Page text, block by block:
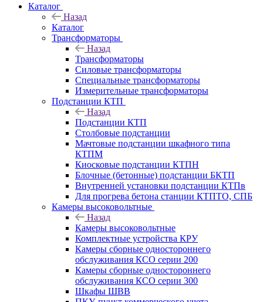
Каталог
Назад
Каталог
Трансформаторы
Назад
Трансформаторы
Силовые трансформаторы
Специальные трансформаторы
Измерительные трансформаторы
Подстанции КТП
Назад
Подстанции КТП
Столбовые подстанции
Мачтовые подстанции шкафного типа
КТПМ
Киосковые подстанции КТПН
Блочные (бетонные) подстанции БКТП
Внутренней установки подстанции КТПв
Для прогрева бетона станции КТПТО, СПБ
Камеры высоковольтные
Назад
Камеры высоковольтные
Комплектные устройства КРУ
Камеры сборные одностороннего
обслуживания КСО серии 200
Камеры сборные одностороннего
обслуживания КСО серии 300
Шкафы ШВВ